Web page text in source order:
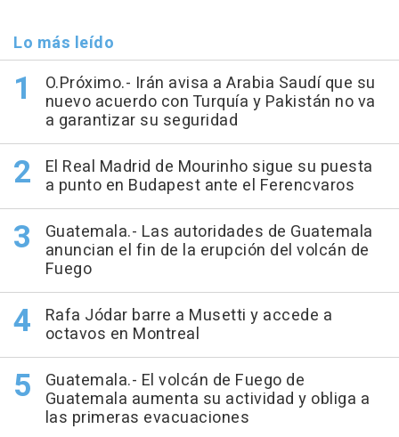
Lo más leído
O.Próximo.- Irán avisa a Arabia Saudí que su
nuevo acuerdo con Turquía y Pakistán no va
a garantizar su seguridad
El Real Madrid de Mourinho sigue su puesta
a punto en Budapest ante el Ferencvaros
Guatemala.- Las autoridades de Guatemala
anuncian el fin de la erupción del volcán de
Fuego
Rafa Jódar barre a Musetti y accede a
octavos en Montreal
Guatemala.- El volcán de Fuego de
Guatemala aumenta su actividad y obliga a
las primeras evacuaciones